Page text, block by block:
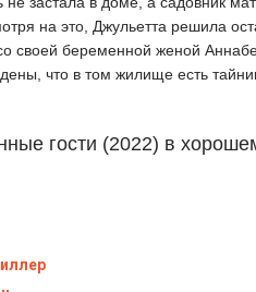
на это, Джульетта решила
своей беременной женой
что в том жилище есть
гости (2022) в